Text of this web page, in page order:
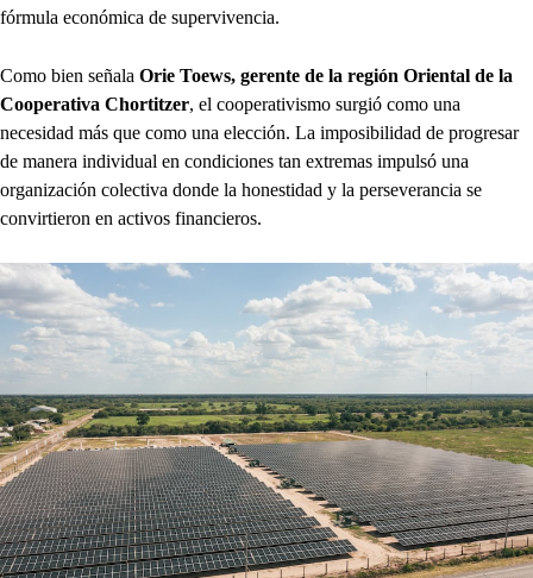
fórmula económica de supervivencia.
Como bien señala Orie Toews, gerente de la región Oriental de la
Cooperativa Chortitzer, el cooperativismo surgió como una
necesidad más que como una elección. La imposibilidad de progresar
de manera individual en condiciones tan extremas impulsó una
organización colectiva donde la honestidad y la perseverancia se
convirtieron en activos financieros.